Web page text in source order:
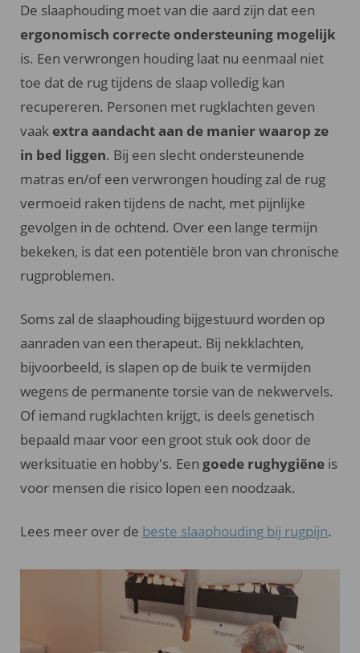
De slaaphouding moet van die aard zijn dat een
ergonomisch correcte ondersteuning mogelijk
is. Een verwrongen houding laat nu eenmaal niet
toe dat de rug tijdens de slaap volledig kan
recupereren. Personen met rugklachten geven
vaak extra aandacht aan de manier waarop ze
in bed liggen. Bij een slecht ondersteunende
matras en/of een verwrongen houding zal de rug
vermoeid raken tijdens de nacht, met pijnlijke
gevolgen in de ochtend. Over een lange termijn
bekeken, is dat een potentiële bron van chronische
rugproblemen.
Soms zal de slaaphouding bijgestuurd worden op
aanraden van een therapeut. Bij nekklachten,
bijvoorbeeld, is slapen op de buik te vermijden
wegens de permanente torsie van de nekwervels.
Of iemand rugklachten krijgt, is deels genetisch
bepaald maar voor een groot stuk ook door de
werksituatie en hobby's. Een goede rughygiëneis
voor mensen die risico lopen een noodzaak.
Lees meer over de beste slaaphouding bij rugpijn.